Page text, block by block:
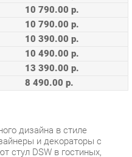
10 490.00 р.
13 390.00 р.
8 490.00 р.
дизайна в стиле
и декораторы с
на террасах и в
но тщательно
в стиле модерн,